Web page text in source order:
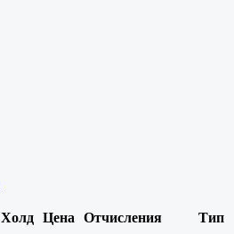
Холд Цена Отчисления
Тип